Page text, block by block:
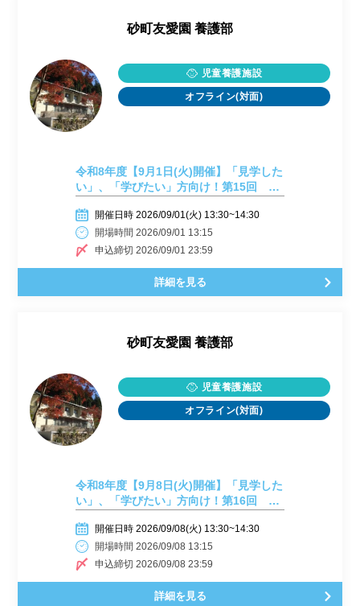
砂町友愛園 養護部
児童養護施設
オフライン(対面)
令和8年度【9月1日(火)開催】「見学した
い」、「学びたい」方向け！第15回 施
開催日時 2026/09/01(火) 13:30~14:30
開場時間 2026/09/01 13:15
申込締切 2026/09/01 23:59
詳細を見る
砂町友愛園 養護部
児童養護施設
オフライン(対面)
令和8年度【9月8日(火)開催】「見学した
い」、「学びたい」方向け！第16回 施
開催日時 2026/09/08(火) 13:30~14:30
開場時間 2026/09/08 13:15
申込締切 2026/09/08 23:59
詳細を見る